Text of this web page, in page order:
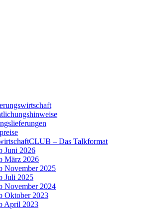
– Das Talkformat
Juni 2026
März 2026
November 2025
Juli 2025
November 2024
Oktober 2023
April 2023